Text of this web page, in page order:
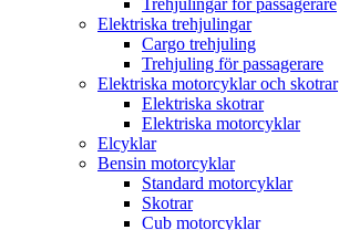
Trehjulingar för passagerare
Elektriska trehjulingar
Cargo trehjuling
Trehjuling för passagerare
Elektriska motorcyklar och skotrar
Elektriska skotrar
Elektriska motorcyklar
Elcyklar
Bensin motorcyklar
Standard motorcyklar
Skotrar
Cub motorcyklar